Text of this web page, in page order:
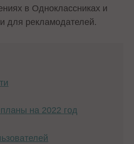
в Одноклассниках и
для рекламодателей.
на 2022 год